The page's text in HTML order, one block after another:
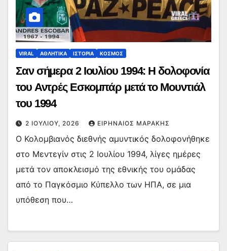
VIRAL ΑΘΛΗΤΙΚΑ ΙΣΤΟΡΙΑ ΚΟΣΜΟΣ
Σαν σήμερα 2 Ιουλίου 1994: Η δολοφονία
του Αντρές Εσκομπάρ μετά το Μουντιάλ
του 1994
2 ΙΟΥΛΊΟΥ, 2026 ΕΙΡΗΝΑΊΟΣ ΜΑΡΆΚΗΣ
Ο Κολομβιανός διεθνής αμυντικός δολοφονήθηκε
στο Μεντεγίν στις 2 Ιουλίου 1994, λίγες ημέρες
μετά τον αποκλεισμό της εθνικής του ομάδας
από το Παγκόσμιο Κύπελλο των ΗΠΑ, σε μια
υπόθεση που…